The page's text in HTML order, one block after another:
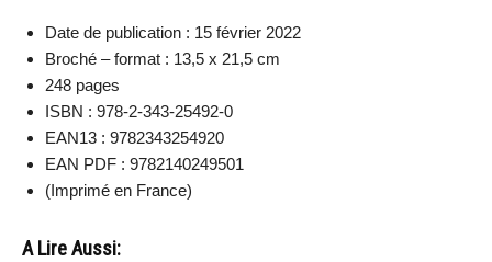
Date de publication : 15 février 2022
Broché – format : 13,5 x 21,5 cm
248 pages
ISBN : 978-2-343-25492-0
EAN13 : 9782343254920
EAN PDF : 9782140249501
(Imprimé en France)
A Lire Aussi: